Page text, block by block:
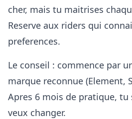
cher, mais tu maitrises
Reserve aux riders qui
preferences.
Le conseil : commence par
marque reconnue (Element,
Apres 6 mois de pratique, tu
veux changer.